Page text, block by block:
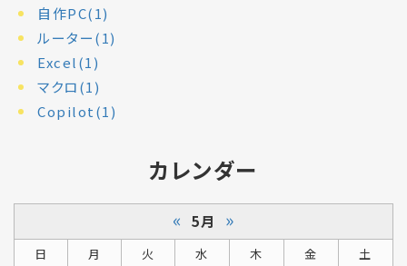
自作PC(1)
ルーター(1)
Excel(1)
マクロ(1)
Copilot(1)
カレンダー
« 5月 »
日 月 火 水 木 金
土